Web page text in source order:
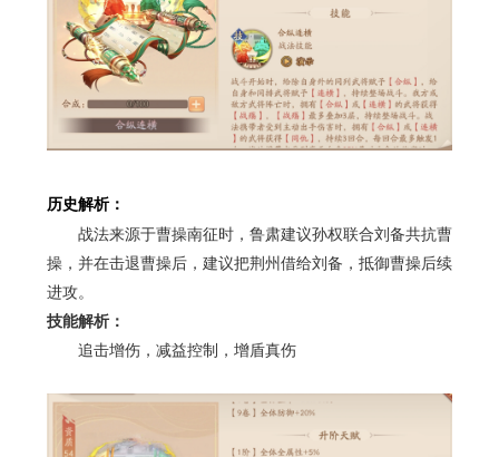
历史解析：
战法来源于曹操南征时，鲁肃建议孙权联合刘备共抗曹
操，并在击退曹操后，建议把荆州借给刘备，抵御曹操后续
进攻。
技能解析：
追击增伤，减益控制，增盾真伤